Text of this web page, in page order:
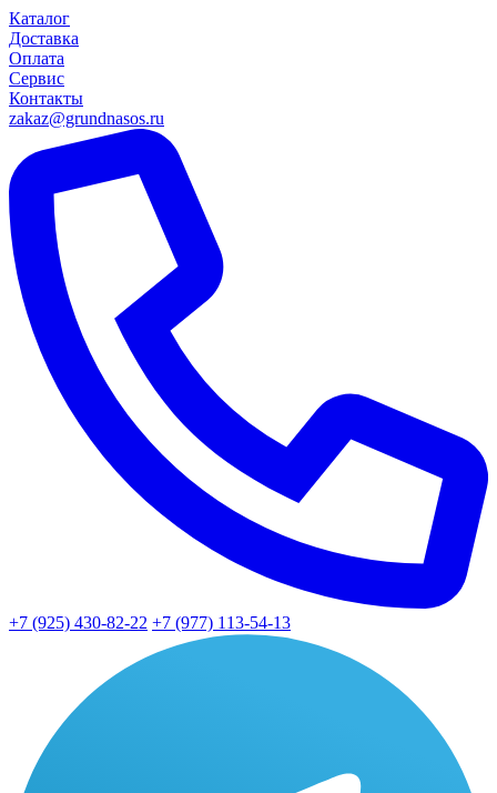
Каталог
Доставка
Оплата
Сервис
Контакты
zakaz@grundnasos.ru
+7 (925) 430-82-22 +7 (977) 113-54-13